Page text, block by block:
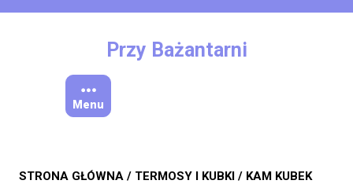
Przy Bażantarni
Menu
STRONA GŁÓWNA / TERMOSY I KUBKI / KAM KUBEK